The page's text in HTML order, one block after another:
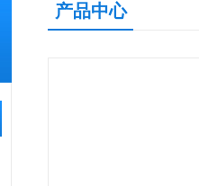
产品中心